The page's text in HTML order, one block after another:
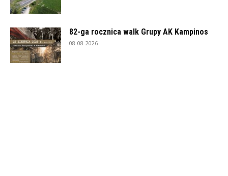
82-ga rocznica walk Grupy AK Kampinos
08-08-2026